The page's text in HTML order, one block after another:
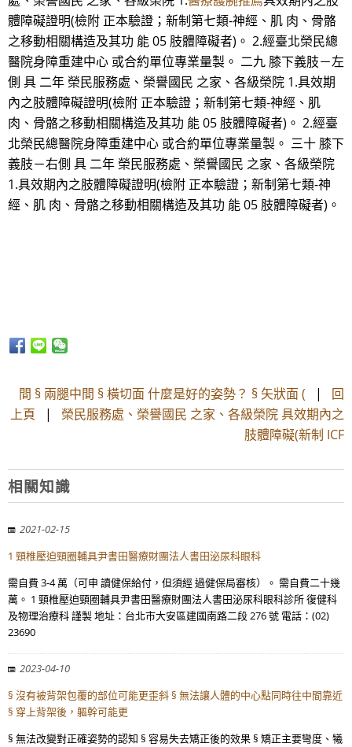
體障礙證明(檢附 正本驗證；新制第七類-神經、肌 肉、骨骼
之移動相關構造及其功 能 05 肢體障礙者)。 2.經臺北榮民總
醫院身障重建中心 或合約單位專業量製。 二九 膝下義肢－左
側 具 二年 榮民服務處、榮譽國民 之家、各級榮院 1.具效期
內之肢體障礙證明(檢附 正本驗證；新制第七類-神經、肌
肉、骨骼之移動相關構造及其功 能 05 肢體障礙者)。 2.經臺
北榮民總醫院身障重建中心 或合約單位專業量製。 三十 膝下
義肢－右側 具 二年 榮民服務處、榮譽國民 之家、各級榮院
1.具效期內之肢體障礙證明(檢附 正本驗證；新制第七類-神
經、肌 肉、骨骼之移動相關構造及其功 能 05 肢體障礙者)。
間 § 兩腿中間 § 橫切面 什麼是好的姿勢？ § 矢狀面 ( | 回
上頁 | 榮民服務處、榮譽國民 之家、各級榮院 具效期內之
肢體障礙(新制 ICF
相關知識
2021-02-15
1 頸椎壓迫頸圈輔具尹書田醫療財團法人書田泌尿科眼科
需自費 3-4 萬（可申 讀健保給付，但須經 過健保局審核）。 需自費二十幾
萬。 1 頸椎壓迫頸圈輔具尹書田醫療財團法人書田泌尿科眼科診所 復健科
及物理治療科 謹製 地址：台北市大安區建國南路二段 276 號 電話：(02)
23690
2023-04-10
§ 沒有被背架包覆的部位可能更歪斜 § 無法讓人體的中心點同時往中間靠近
§ 穿上背架後，軀幹可能更
§ 無法改變對正確姿勢的認知 § 容易失去矯正後的效果 § 矯正主要彎度、犧